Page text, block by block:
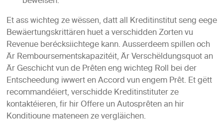
Et ass wichteg ze wëssen, datt all Kreditinstitut seng eege
Bewäertungskrittären huet a verschidden Zorten vu
Revenue berécksiichtege kann. Ausserdeem spillen och
Är Remboursementskapazitéit, Är Verschëldungsquot an
Är Geschicht vun de Prêten eng wichteg Roll bei der
Entscheedung iwwert en Accord vun engem Prêt. Et gëtt
recommandéiert, verschidde Kreditinstituter ze
kontaktéieren, fir hir Offere un Autosprêten an hir
Konditioune mateneen ze vergläichen.